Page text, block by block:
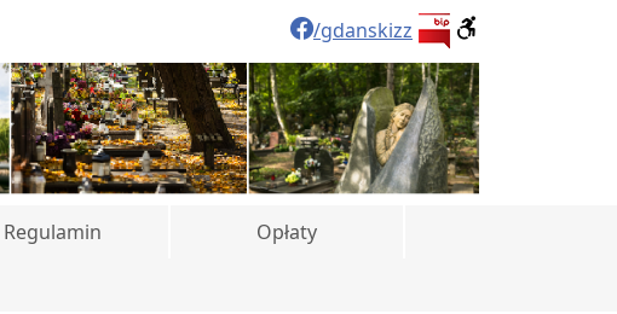
/gdanskizz
Regulamin
Opłaty